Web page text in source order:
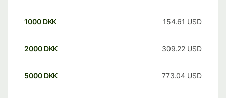
1000 DKK 154.61 USD
2000 DKK 309.22 USD
5000 DKK 773.04 USD